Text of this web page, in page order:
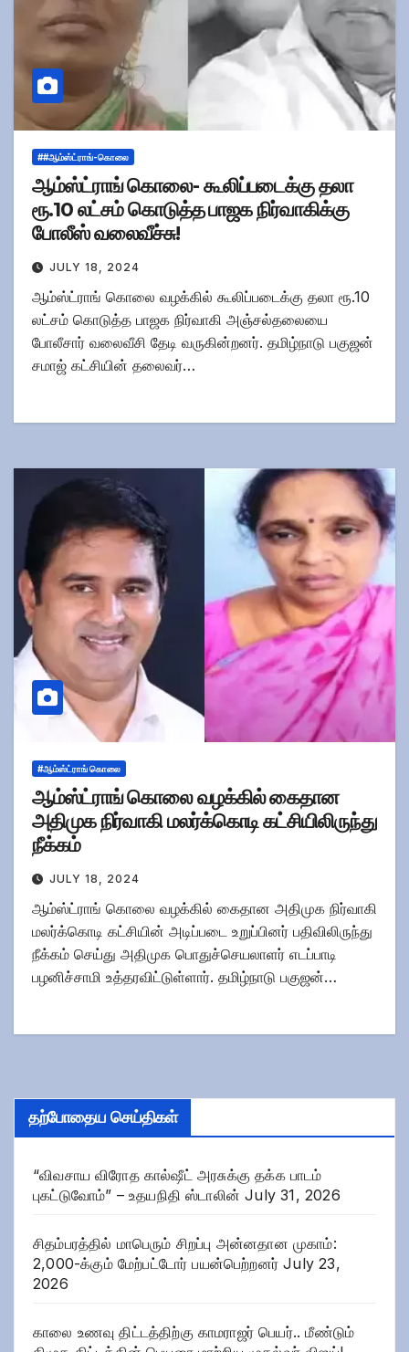
##ஆம்ஸ்ட்ராங்-கொலை
ஆம்ஸ்ட்ராங் கொலை- கூலிப்படைக்கு தலா
ரூ.10 லட்சம் கொடுத்த பாஜக நிர்வாகிக்கு
போலீஸ் வலைவீச்சு!
JULY 18, 2024
ஆம்ஸ்ட்ராங் கொலை வழக்கில் கூலிப்படைக்கு தலா ரூ.10
லட்சம் கொடுத்த பாஜக நிர்வாகி அஞ்சல்தலையை
போலீசார் வலைவீசி தேடி வருகின்றனர். தமிழ்நாடு பகுஜன்
சமாஜ் கட்சியின் தலைவர்…
#ஆம்ஸ்ட்ராங் கொலை
ஆம்ஸ்ட்ராங் கொலை வழக்கில் கைதான
அதிமுக நிர்வாகி மலர்க்கொடி கட்சியிலிருந்து
நீக்கம்
JULY 18, 2024
ஆம்ஸ்ட்ராங் கொலை வழக்கில் கைதான அதிமுக நிர்வாகி
மலர்க்கொடி கட்சியின் அடிப்படை உறுப்பினர் பதிவிலிருந்து
நீக்கம் செய்து அதிமுக பொதுச்செயலாளர் எடப்பாடி
பழனிச்சாமி உத்தரவிட்டுள்ளார். தமிழ்நாடு பகுஜன்…
தற்போதைய செய்திகள்
“விவசாய விரோத கால்ஷீட் அரசுக்கு தக்க பாடம்
புகட்டுவோம்” – உதயநிதி ஸ்டாலின் July 31, 2026
சிதம்பரத்தில் மாபெரும் சிறப்பு அன்னதான முகாம்:
2,000-க்கும் மேற்பட்டோர் பயன்பெற்றனர் July 23,
2026
காலை உணவு திட்டத்திற்கு காமராஜர் பெயர்.. மீண்டும்